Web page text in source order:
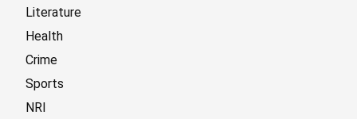
Literature
Health
Crime
Sports
NRI